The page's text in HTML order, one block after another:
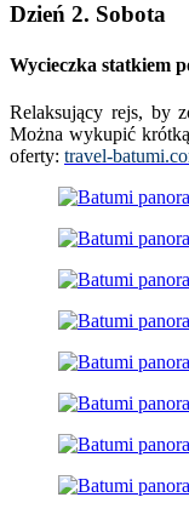
Dzień 2. Sobota
Wycieczka statkiem
Relaksujący rejs, by
Można wykupić
oferty: travel-